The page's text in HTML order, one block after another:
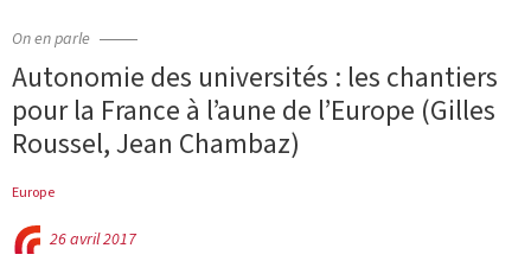
On en parle
Autonomie des universités : les chantiers
pour la France à l’aune de l’Europe (Gilles
Roussel, Jean Chambaz)
Europe
26 avril 2017